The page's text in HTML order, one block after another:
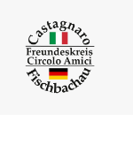
Inhalt
springen